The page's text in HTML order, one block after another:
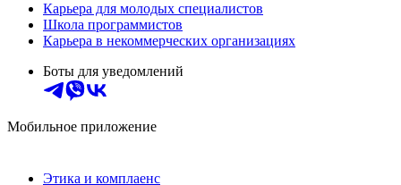
Карьера для молодых специалистов
Школа программистов
Карьера в некоммерческих организациях
Боты для уведомлений
Мобильное приложение
Этика и комплаенс